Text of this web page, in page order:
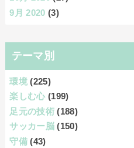
9月 2020 (3)
テーマ別
環境 (225)
楽しむ心 (199)
足元の技術 (188)
サッカー脳 (150)
守備 (43)